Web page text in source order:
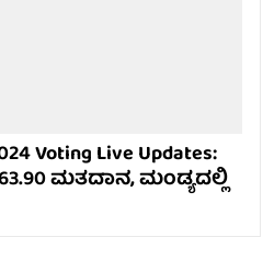
Voting Live Updates:
ಮತದಾನ, ಮಂಡ್ಯದಲ್ಲಿ